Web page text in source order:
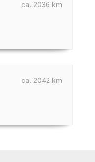
ca. 2036 km
ca. 2042 km